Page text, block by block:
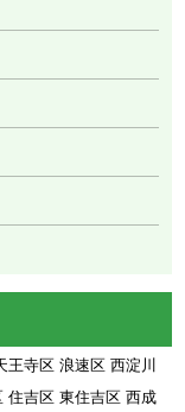
王寺区 浪速区 西淀川
住吉区 東住吉区 西成